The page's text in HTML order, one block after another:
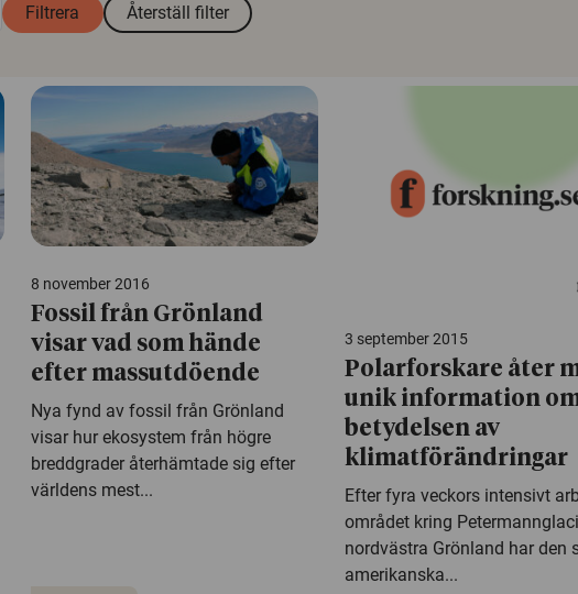
Filtrera
Återställ filter
8 november 2016
Fossil från Grönland
visar vad som hände
efter massutdöende
Nya fynd av fossil från Grönland
visar hur ekosystem från högre
breddgrader återhämtade sig efter
världens mest...
3 september 2015
Polarforskare åter
unik information
betydelsen av
klimatförändringar
Efter fyra veckors intensivt
området kring
nordvästra Grönland har den
amerikanska...